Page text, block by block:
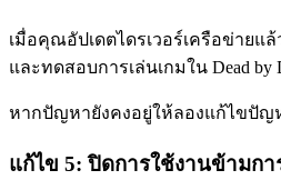
เมื่อคุณอัปเดตไดรเวอร์เครือข่ายแ
และทดสอบการเล่นเกมใน Dead by
หากปัญหายังคงอยู่ให้ลองแก้ไขปัญ
แก้ไข 5: ปิดการใช้งานข้ามกา